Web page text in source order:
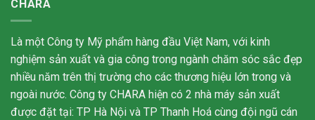
CHARA
Là một Công ty Mỹ phẩm hàng đầu Việt Nam, với kinh
nghiệm sản xuất và gia công trong ngành chăm sóc sắc đẹp
nhiều năm trên thị trường cho các thương hiệu lớn trong và
ngoài nước. Công ty CHARA hiện có 2 nhà máy sản xuất
được đặt tại: TP Hà Nội và TP Thanh Hoá cùng đội ngũ cán